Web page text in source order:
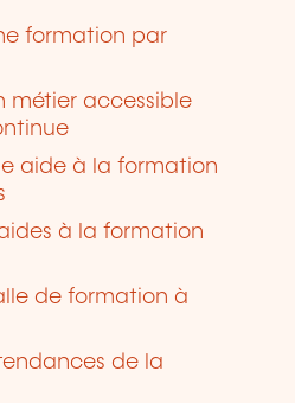
formation par
métier accessible
aide à la formation
à la formation
de formation à
de la